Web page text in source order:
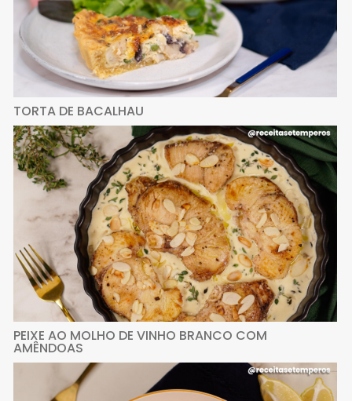
TORTA DE BACALHAU
PEIXE AO MOLHO DE VINHO BRANCO COM
AMÊNDOAS